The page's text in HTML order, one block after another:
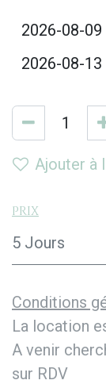
Ajouter à
Prix
5 Jours
Conditions
La location
A venir
sur RDV